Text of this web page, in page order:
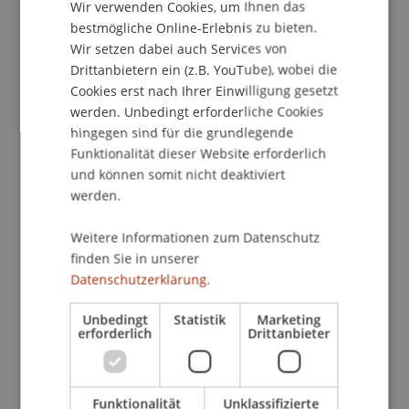
Liechtensteinischer
Fondsabend
weitere Intensivkurse
Veranstaltungen
Bank- und Finanzmarktrecht Compliance
Wir verwenden Cookies, um Ihnen das
bestmögliche Online-Erlebnis zu bieten.
Wir setzen dabei auch Services von
Drittanbietern ein (z.B. YouTube), wobei die
Cookies erst nach Ihrer Einwilligung gesetzt
werden. Unbedingt erforderliche Cookies
hingegen sind für die grundlegende
Funktionalität dieser Website erforderlich
und können somit nicht deaktiviert
werden.
Weitere Informationen zum Datenschutz
finden Sie in unserer
Datenschutzerklärung.
Unbedingt
erforderlich
Statistik Marketing
Drittanbieter
Funktionalität Unklassifizierte